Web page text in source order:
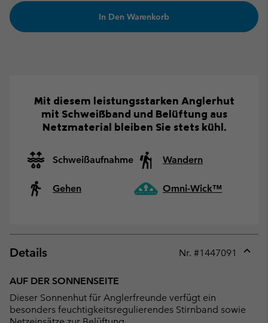
In Den Warenkorb
Mit diesem leistungsstarken Anglerhut
mit Schweißband und Belüftung aus
Netzmaterial bleiben Sie stets kühl.
Schweißaufnahme Wandern
Gehen Omni-Wick™
Details Nr. #1447091
AUF DER SONNENSEITE
Dieser Sonnenhut für Anglerfreunde verfügt ein
besonders feuchtigkeitsregulierendes Stirnband sowie